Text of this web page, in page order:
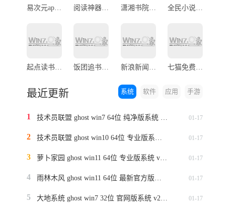
潇湘书院官网版
最近更新 手游
应用
软件
系统
1 01-17
2 01-17
3 01-17
4 01-17
5 01-17